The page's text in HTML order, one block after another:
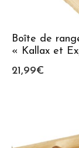
Boîte de
« Kallax et
21,99€